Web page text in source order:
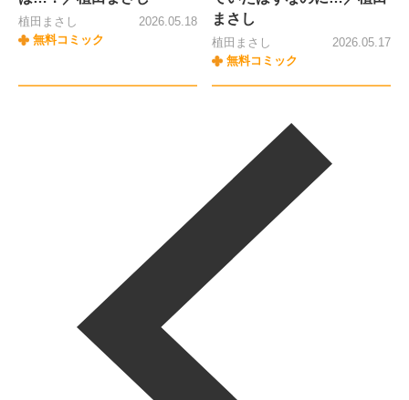
植田まさし
無料コミック
2026.05.18
まさし
植田まさし
無料コミック
2026.05.17